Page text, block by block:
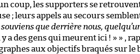
coup, les supporters se
; leurs appels au secours
que derrière nous,
a des gens qui meurent ici ! » » ,
aux objectifs braqués sur le